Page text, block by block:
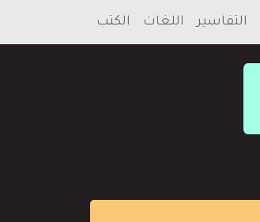
التفاسير اللغات الكتب